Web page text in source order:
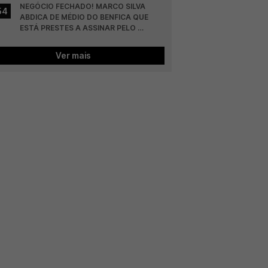
NEGÓCIO FECHADO! MARCO SILVA
ABDICA DE MÉDIO DO BENFICA QUE
ESTÁ PRESTES A ASSINAR PELO
Ver mais